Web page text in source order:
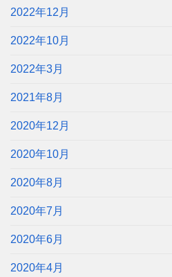
2022年12月
2022年10月
2022年3月
2021年8月
2020年12月
2020年10月
2020年8月
2020年7月
2020年6月
2020年4月